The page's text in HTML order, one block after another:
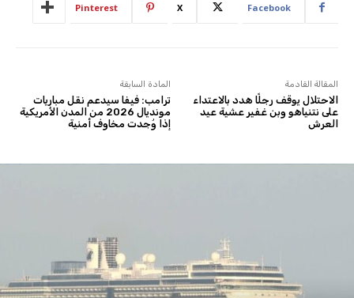
Facebook
X
Pinterest
المادة السابقة
ترامب: فيفا سيدعم نقل مباريات
مونديال 2026 من المدن الأمريكية
إذا وُجدت مخاوف أمنية
المقالة القادمة
الاحتلال يوقف رجلًا هدد بالاعتداء
على نتنياهو وبن غفير عشية عيد
العرش